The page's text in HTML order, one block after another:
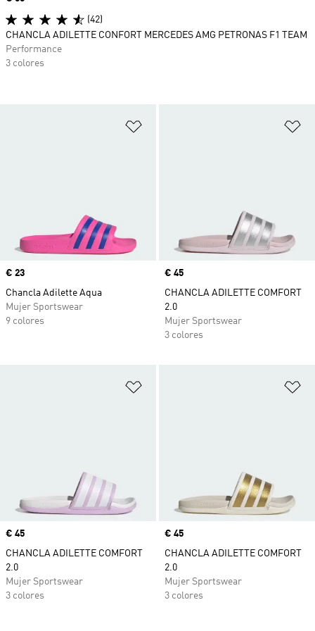
Precio
€ 23
Chancla Adilette Aqua
Mujer Sportswear
9 colores
Precio
€ 45
CHANCLA ADILETTE COMFORT
2.0
Mujer Sportswear
3 colores
Precio
€ 45
CHANCLA ADILETTE COMFORT
2.0
Mujer Sportswear
3 colores
Precio
€ 45
CHANCLA ADILETTE COMFORT
2.0
Mujer Sportswear
3 colores
(42)
CHANCLA ADILETTE CONFORT MERCEDES AMG PETRONAS F1 TEAM
Performance
3 colores